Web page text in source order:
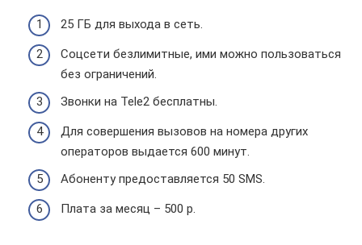
25 ГБ для выхода в сеть.
Соцсети безлимитные, ими можно пользоваться
без ограничений.
Звонки на Tele2 бесплатны.
Для совершения вызовов на номера других
операторов выдается 600 минут.
Абоненту предоставляется 50 SMS.
Плата за месяц – 500 р.